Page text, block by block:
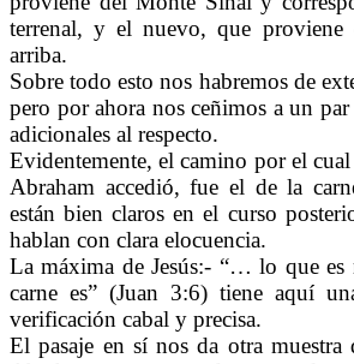
terrenal, y el nuevo, que proviene
arriba.
Sobre todo esto nos habremos de
pero por ahora nos ceñimos a un
adicionales al respecto.
Evidentemente, el camino por el
Abraham accedió, fue el de la
están bien claros en el curso
hablan con clara elocuencia.
La máxima de Jesús:- “… lo que es
carne es” (Juan 3:6) tiene aquí
verificación cabal y precisa.
El pasaje en sí nos da otra